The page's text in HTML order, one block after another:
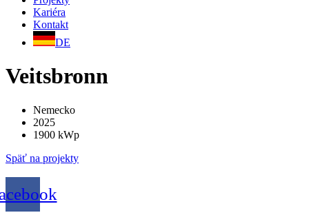
Kariéra
Kontakt
DE
Veitsbronn
Nemecko
2025
1900 kWp
Späť na projekty